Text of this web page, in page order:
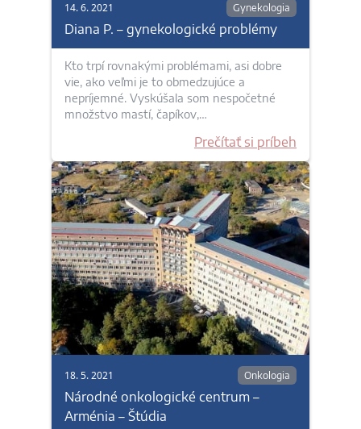
14. 6. 2021 Gynekologia
Diana P. – gynekologické problémy
Kto trpí rovnakými problémami, asi dobre
vie, ako veľmi je to obmedzujúce a
nepríjemné. Vyskúšala som nespočetné
množstvo mastí, čapíkov,…
Prečítať si príbeh
18. 5. 2021 Onkologia
Národné onkologické centrum –
Arménia – Štúdia